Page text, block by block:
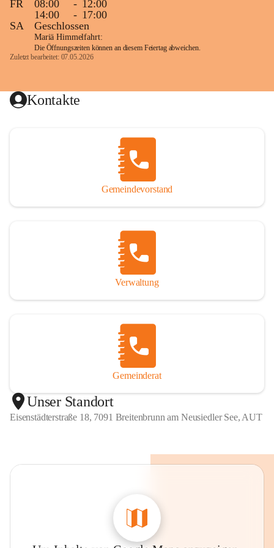
FR
08:00 - 12:00
14:00
- 17:00
SA
Geschlossen
Mariä Himmelfahrt:
Die Öffnungszeiten können an diesem Feiertag abweichen.
Zuletzt bearbeitet: 07.05.2026
Kontakte
Gemeindevorstand
Verwaltung
Gemeinderat
Unser Standort
Eisenstädterstraße 18, 7091 Breitenbrunn am Neusiedler See, AUT